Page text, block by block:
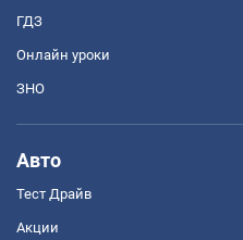
ГДЗ
Онлайн уроки
ЗНО
Авто
Тест Драйв
Акции